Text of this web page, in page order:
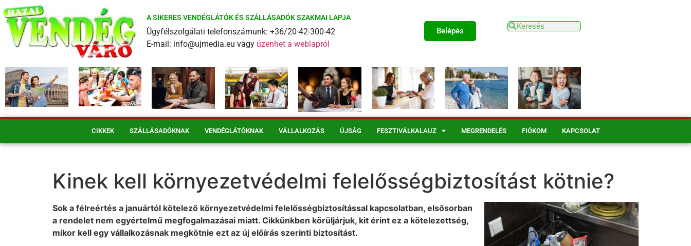
A SIKERES VENDÉGLÁTÓK ÉS SZÁLLÁSADÓK SZAKMAI LAPJA
Ügyfélszolgálati telefonszámunk: +36/20-42-300-42
E-mail: info@ujmedia.eu vagy üzenhet a weblapról
Belépés
CIKKEK SZÁLLÁSADÓKNAK VENDÉGLÁTÓKNAK VÁLLALKOZÁS ÚJSÁG FESZTIVÁLKALAUZ MEGRENDELÉS FIÓKOM KAPCSOLAT
Kinek kell környezetvédelmi felelősségbiztosítást kötnie?
Sok a félreértés a januártól kötelező környezetvédelmi felelősségbiztosítással kapcsolatban, elsősorban
a rendelet nem egyértelmű megfogalmazásai miatt. Cikkünkben körüljárjuk, kit érint ez a kötelezettség,
mikor kell egy vállalkozásnak megkötnie ezt az új előírás szerinti biztosítást.